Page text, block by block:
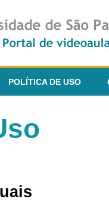
POLÍTICA DE USO